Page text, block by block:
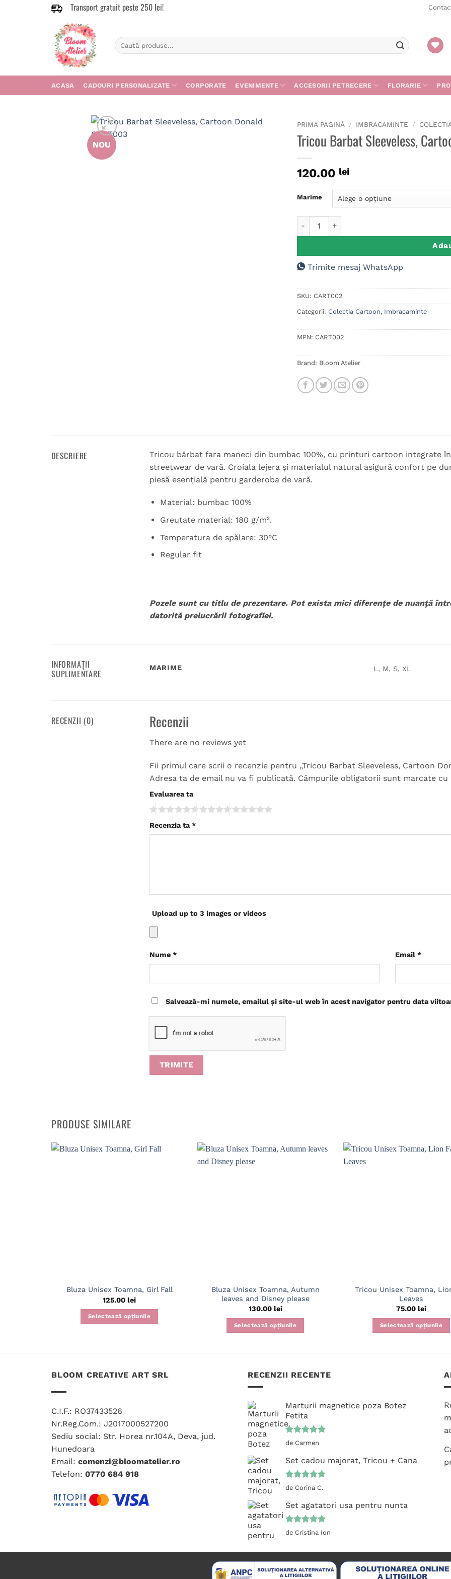
Transport gratuit peste 250 lei!
Caută
după:
ACASA CADOURI PERSONALIZATE CORPORATE EVENIMENTE ACCESORII PETRECERE FLORARIE
NOU
PRIMA PAGINĂ / IMBRACAMINTE /
Tricou Barbat Sleeveless,
120.00 lei
Marime
Trimite mesaj WhatsApp
SKU: CART002
Categorii: Colectia Cartoon, Imbracaminte
MPN: CART002
Brand: Bloom Atelier
DESCRIERE
Tricou bărbat fara maneci din bumbac 100%, cu printuri cartoon integrate
streetwear de vară. Croiala lejera și materialul natural asigură confort pe
piesă esențială pentru garderoba de vară.
Material: bumbac 100%
Greutate material: 180 g/m².
Temperatura de spălare: 30°C
Regular fit
Pozele sunt cu titlu de prezentare. Pot exista mici diferențe de nuanță
datorită prelucrării fotografiei.
INFORMAȚII
SUPLIMENTARE MARIME L, M, S, XL
RECENZII (0) Recenzii
There are no reviews yet
Fii primul care scrii o recenzie pentru „Tricou Barbat Sleeveless, Cartoon
Adresa ta de email nu va fi publicată. Câmpurile obligatorii sunt marcate cu
Evaluarea ta
Recenzia ta *
Upload up to 3 images or videos
Nume * Email *
Salvează-mi numele, emailul și site-ul web în acest navigator pentru data
PRODUSE SIMILARE
Bluza Unisex Toamna, Girl Fall
125.00 lei
Selectează opțiunile
multe
pot
fi
alese
pagina
Bluza Unisex Toamna, Autumn
leaves and Disney please
130.00 lei
Selectează opțiunile
mai
Opțiunile
pot
alese
pagina
produsului.
Tricou Unisex Toamna,
Leaves
75.00 lei
Selectează opțiunile
pagina
BLOOM CREATIVE ART SRL
C.I.F.: RO37433526
Nr.Reg.Com.: J2017000527200
Sediu social: Str. Horea nr.104A, Deva, jud.
Hunedoara
Email: comenzi@bloomatelier.ro
Telefon: 0770 684 918
RECENZII RECENTE
Marturii magnetice poza Botez
Fetita
Evaluat la
de Carmen
Set cadou majorat, Tricou + Cana
Evaluat la
de Corina C.
Set agatatori usa pentru nunta
Evaluat la
de Cristina Ion